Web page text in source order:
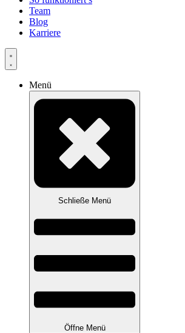
Team
Blog
Karriere
Menü
Schließe Menü
Öffne Menü